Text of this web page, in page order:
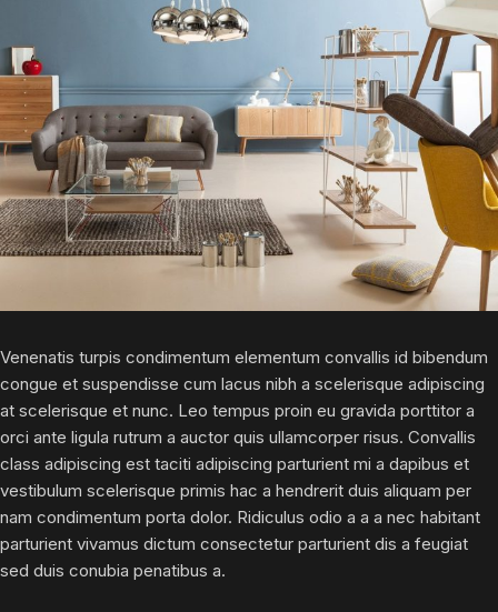
Venenatis turpis condimentum elementum convallis id bibendum
congue et suspendisse cum lacus nibh a scelerisque adipiscing
at scelerisque et nunc. Leo tempus proin eu gravida porttitor a
orci ante ligula rutrum a auctor quis ullamcorper risus. Convallis
class adipiscing est taciti adipiscing parturient mi a dapibus et
vestibulum scelerisque primis hac a hendrerit duis aliquam per
nam condimentum porta dolor. Ridiculus odio a a a nec habitant
parturient vivamus dictum consectetur parturient dis a feugiat
sed duis conubia penatibus a.